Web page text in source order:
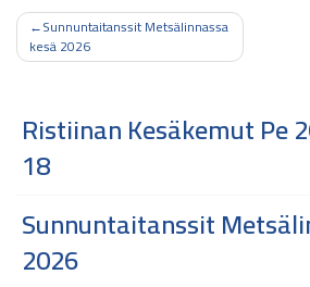
Artikkelien
selaus
Sunnuntaitanssit Metsälinnassa
kesä 2026
Ristiinan Kesäkemut Pe
18
Sunnuntaitanssit
2026